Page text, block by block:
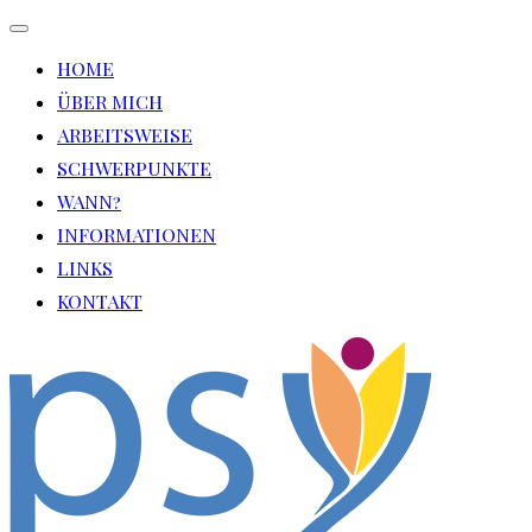
Navigation
HOME
ÜBER MICH
ARBEITSWEISE
SCHWERPUNKTE
WANN?
INFORMATIONEN
LINKS
KONTAKT
Inhalten
springen